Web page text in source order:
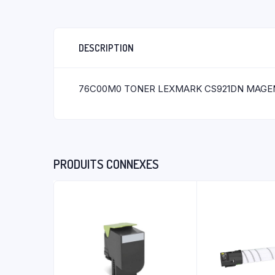
DESCRIPTION
76C00M0 TONER LEXMARK CS921DN
PRODUITS CONNEXES